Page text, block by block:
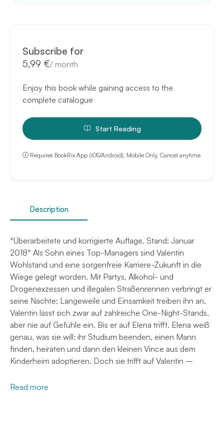
Subscribe for
5,99 €/ month
Enjoy this book while gaining access to the
complete catalogue
Start Reading
Requires BookRix App (iOS/Android), Mobile Only, Cancel anytime
Description
*Überarbeitete und korrigierte Auflage. Stand: Januar
2018* Als Sohn eines Top-Managers sind Valentin
Wohlstand und eine sorgenfreie Karriere-Zukunft in die
Wiege gelegt worden. Mit Partys, Alkohol- und
Drogenexzessen und illegalen Straßenrennen verbringt er
seine Nächte; Langeweile und Einsamkeit treiben ihn an.
Valentin lässt sich zwar auf zahlreiche One-Night-Stands,
aber nie auf Gefühle ein. Bis er auf Elena trifft. Elena weiß
genau, was sie will: ihr Studium beenden, einen Mann
finden, heiraten und dann den kleinen Vince aus dem
Kinderheim adoptieren. Doch sie trifft auf Valentin –
Read more